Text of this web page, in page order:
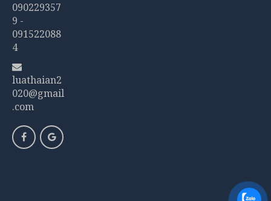
090229357
9 -
091522088
4
luathaian2
020@gmail
.com